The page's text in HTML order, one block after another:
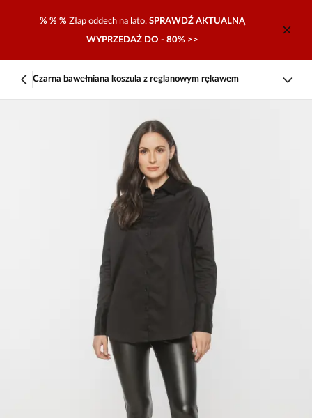
% % % Złap oddech na lato. SPRAWDŹ AKTUALNĄ
WYPRZEDAŻ DO - 80% >>
Czarna bawełniana koszula z reglanowym rękawem